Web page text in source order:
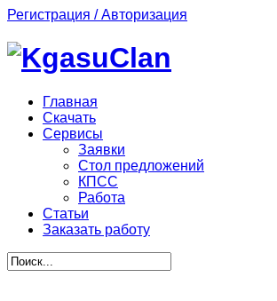
Регистрация / Авторизация
Главная
Скачать
Сервисы
Заявки
Стол предложений
КПСС
Работа
Статьи
Заказать работу